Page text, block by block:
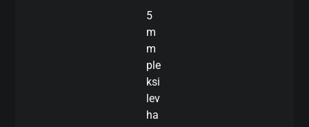
5
m
m
ple
ksi
lev
ha